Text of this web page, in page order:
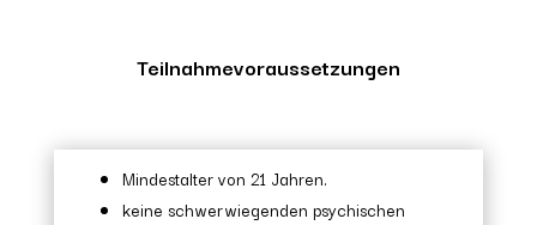
Teilnahmevoraussetzungen
Mindestalter von 21 Jahren.
keine schwerwiegenden psychischen